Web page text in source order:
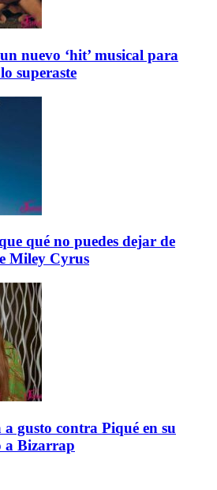
nuevo ‘hit’ musical para
superaste
qué no puedes dejar de
Miley Cyrus
a gusto contra Piqué en su
a Bizarrap